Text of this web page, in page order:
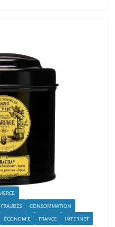
CONSOMMATION
ÉCONOMIE FRANCE
INTERNET